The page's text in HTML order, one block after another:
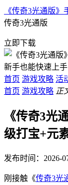
《传奇3光通版》
传奇3光通版
立即下载
首页 游戏攻略 活
首页 游戏攻略 正
《传奇3光
级打宝+元
发布时间：2026-
刚接触《传奇3光